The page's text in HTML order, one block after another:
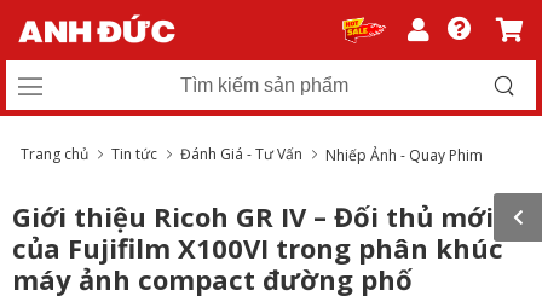
Trang chủ Tin tức Đánh Giá - Tư Vấn Nhiếp Ảnh - Quay Phim
Giới thiệu Ricoh GR IV – Đối thủ mới
của Fujifilm X100VI trong phân khúc
máy ảnh compact đường phố